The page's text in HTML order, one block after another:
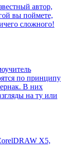
автор,
вы поймете,
сложного!
по принципу
В них
на ту или